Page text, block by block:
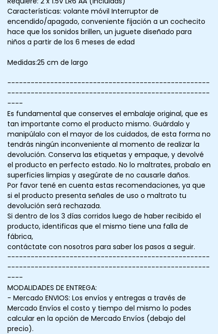
Características: volante móvil Interruptor de
encendido/apagado, conveniente fijación a un cochecito
hace que los sonidos brillen, un juguete diseñado para
niños a partir de los 6 meses de edad
Medidas:25 cm de largo
----------------------------------------------------
----------------------------------------------------
----
Es fundamental que conserves el embalaje original, que es
tan importante como el producto mismo. Guárdalo y
manipúlalo con el mayor de los cuidados, de esta forma no
tendrás ningún inconveniente al momento de realizar la
devolución. Conserva las etiquetas y empaque, y devolvé
el producto en perfecto estado. No lo maltrates, probalo en
superficies limpias y asegúrate de no causarle daños.
Por favor tené en cuenta estas recomendaciones, ya que
si el producto presenta señales de uso o maltrato tu
devolución será rechazada.
Si dentro de los 3 días corridos luego de haber recibido el
producto, identificas que el mismo tiene una falla de
fábrica,
contáctate con nosotros para saber los pasos a seguir.
----------------------------------------------------
----------------------------------------------------
----
MODALIDADES DE ENTREGA:
- Mercado ENVIOS: Los envíos y entregas a través de
Mercado Envíos el costo y tiempo del mismo lo podes
calcular en la opción de Mercado Envíos (debajo del
precio).